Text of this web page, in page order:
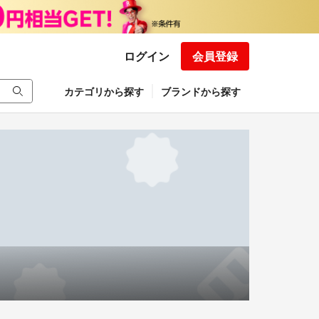
ログイン 会員登録
カテゴリから探す ブランドから探す